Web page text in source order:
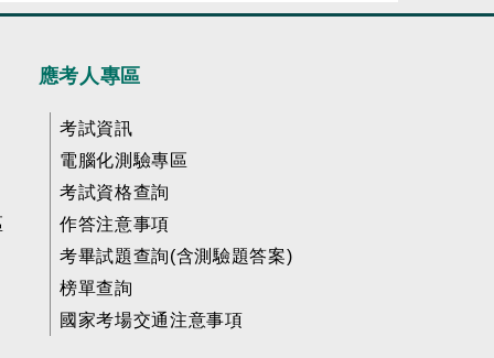
應考人專區
考試資訊
電腦化測驗專區
考試資格查詢
作答注意事項
考畢試題查詢(含測驗題答案)
榜單查詢
國家考場交通注意事項